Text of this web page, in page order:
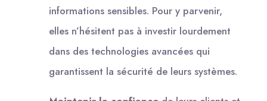
informations sensibles. Pour y parvenir,
elles n’hésitent pas à investir lourdement
dans des technologies avancées qui
garantissent la sécurité de leurs systèmes.